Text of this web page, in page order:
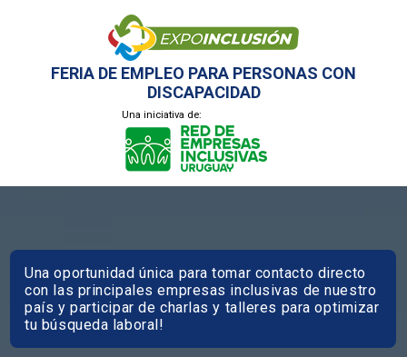
FERIA DE EMPLEO PARA PERSONAS CON
DISCAPACIDAD
Una iniciativa de:
Una oportunidad única para tomar contacto directo
con las principales empresas inclusivas de nuestro
país y participar de charlas y talleres para optimizar
tu búsqueda laboral!